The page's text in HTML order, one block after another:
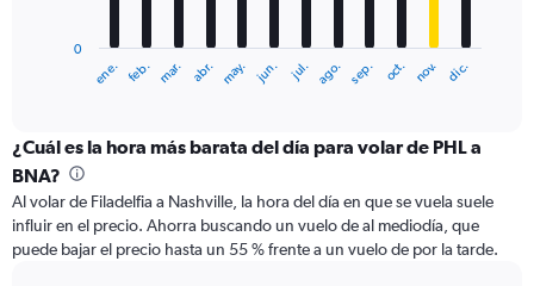
categories.
Range:
12
categories.
The
chart
ene. feb. mar. abr. may. jun. jul. ago. sep. oct. nov. dic.
0
¿Cuál es la hora más barata del día para volar de PHL a
BNA?
Al volar de Filadelfia a Nashville, la hora del día en que se vuela suele
influir en el precio. Ahorra buscando un vuelo de al mediodía, que
puede bajar el precio hasta un 55 % frente a un vuelo de por la tarde.